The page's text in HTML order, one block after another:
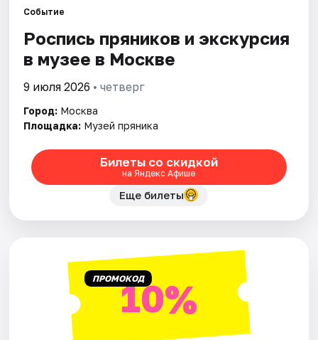
Города
Площадки
Рейтинги
Событие
Роспись пряников и экскурсия
в музее в Москве
9 июля 2026 • четверг
Город: Москва
Площадка: Музей пряника
Билеты со скидкой
на Яндекс Афише
Еще билеты
ПРОМОКОД10%